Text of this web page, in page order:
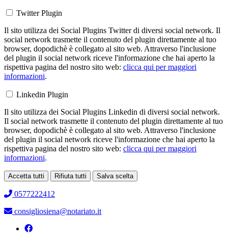
Twitter Plugin
Il sito utilizza dei Social Plugins Twitter di diversi social network. Il
social network trasmette il contenuto del plugin direttamente al tuo
browser, dopodichè è collegato al sito web. Attraverso l'inclusione
del plugin il social network riceve l'informazione che hai aperto la
rispettiva pagina del nostro sito web: clicca qui per maggiori
informazioni.
Linkedin Plugin
Il sito utilizza dei Social Plugins Linkedin di diversi social network.
Il social network trasmette il contenuto del plugin direttamente al tuo
browser, dopodichè è collegato al sito web. Attraverso l'inclusione
del plugin il social network riceve l'informazione che hai aperto la
rispettiva pagina del nostro sito web: clicca qui per maggiori
informazioni.
Accetta tutti Rifiuta tutti Salva scelta
0577222412
consigliosiena@notariato.it